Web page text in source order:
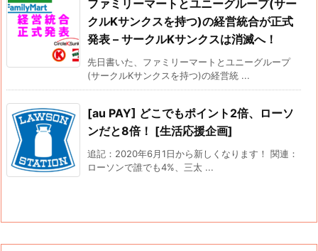
ファミリーマートとユニーグループ(サー
クルKサンクスを持つ)の経営統合が正式
発表 – サークルKサンクスは消滅へ！
先日書いた、ファミリーマートとユニーグループ
(サークルKサンクスを持つ)の経営統 ...
[au PAY] どこでもポイント2倍、ローソ
ンだと8倍！ [生活応援企画]
追記：2020年6月1日から新しくなります！ 関連：
ローソンで誰でも4%、三太 ...